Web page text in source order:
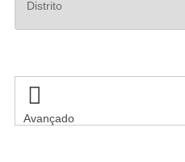

Avançado